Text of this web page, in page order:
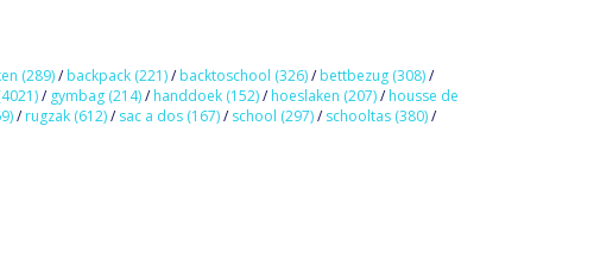
(289)/backpack (221)/backtoschool (326)/bettbezug (308)/
/ gymbag (214)/handdoek (152)/hoeslaken (207)/housse de
/rugzak (612)/sac a dos (167)/school (297)/schooltas (380)/